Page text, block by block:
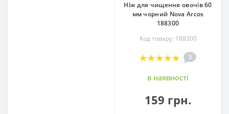
Ніж для чищення овочів 60
мм чорний Nova Arcos
188300
Код товару: 188300
3
в наявностi
159 грн.